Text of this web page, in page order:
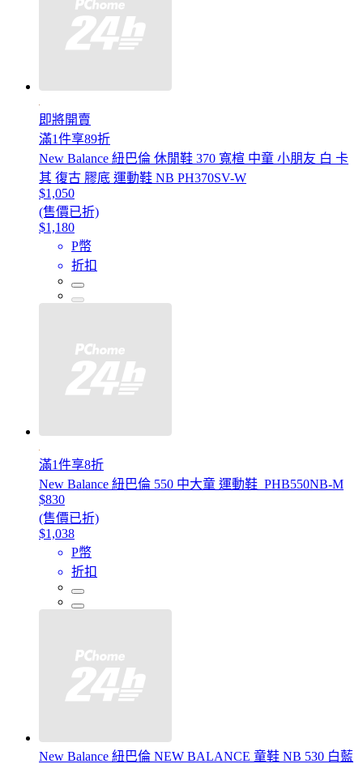
即將開賣
滿1件享89折
New Balance 紐巴倫 休閒鞋 370 寬楦 中童 小朋友 白 卡
其 復古 膠底 運動鞋 NB PH370SV-W
$1,050
(售價已折)
$1,180
P幣
折扣
滿1件享8折
New Balance 紐巴倫 550 中大童 運動鞋_PHB550NB-M
$830
(售價已折)
$1,038
P幣
折扣
New Balance 紐巴倫 NEW BALANCE 童鞋 NB 530 白藍